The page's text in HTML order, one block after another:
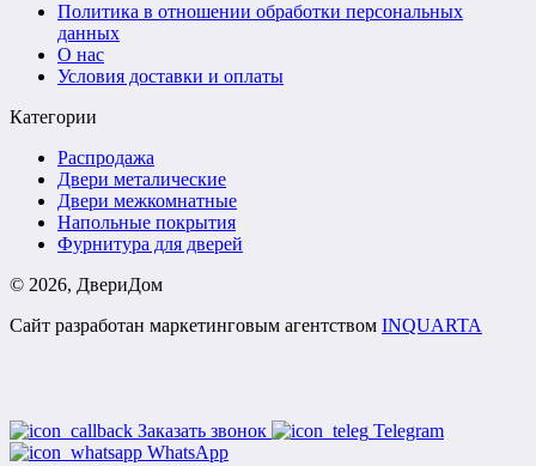
Политика в отношении обработки персональных
данных
О нас
Условия доставки и оплаты
Категории
Распродажа
Двери металические
Двери межкомнатные
Напольные покрытия
Фурнитура для дверей
© 2026, ДвериДом
Сайт разработан маркетинговым агентством INQUARTA
Заказать звонок
Telegram
WhatsApp